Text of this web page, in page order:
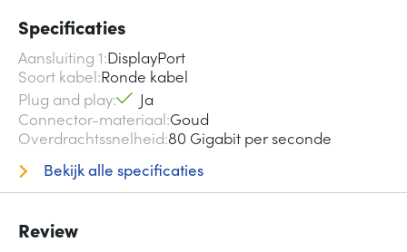
Specificaties
Aansluiting 1 DisplayPort
Soort kabel Ronde kabel
Plug and play
Ja
Connector-materiaal Goud
Overdrachtssnelheid 80 Gigabit per seconde
Bekijk alle specificaties
Review